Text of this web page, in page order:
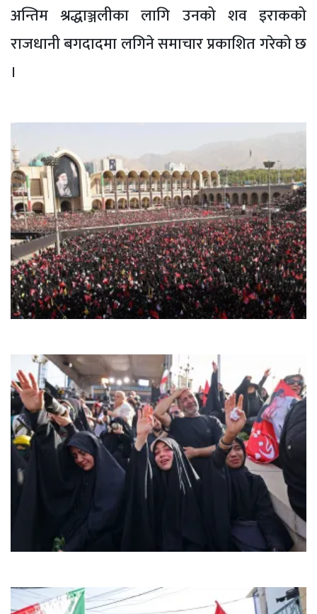
अन्तिम श्रद्धाञ्जलीका लागि उनको शव इराकको
राजधानी बगदादमा लगिने समाचार प्रकाशित गरेको छ
।